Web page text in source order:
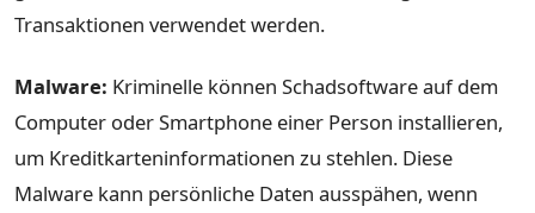
Transaktionen verwendet werden.
Malware: Kriminelle können Schadsoftware auf dem
Computer oder Smartphone einer Person installieren,
um Kreditkarteninformationen zu stehlen. Diese
Malware kann persönliche Daten ausspähen, wenn